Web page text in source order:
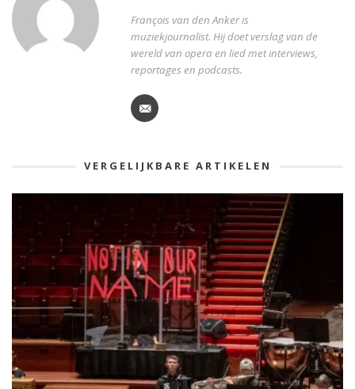
François van den Anker is
muziekjournalist. Hij doet verslag van de
wereld van opera en lied met interviews,
reportages en podcasts.
VERGELIJKBARE ARTIKELEN